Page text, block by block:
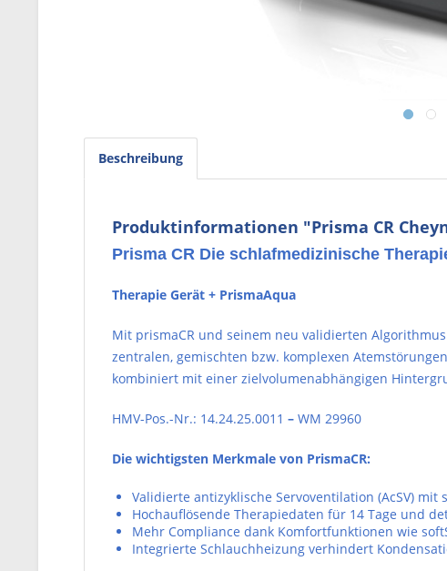
Beschreibung
Produktinformationen "Prisma CR
Prisma CR Die schlafmedizinische
Therapie Gerät + PrismaAqua
Mit prismaCR und seinem neu validierten
zentralen, gemischten bzw. komplexen
kombiniert mit einer zielvolumenabhängigen
HMV-Pos.-Nr.: 14.24.25.0011 – WM 29960
Die wichtigsten Merkmale von PrismaCR:
Validierte antizyklische Servoventilation (AcSV)
Hochauflösende Therapiedaten für 14 Tage und
Mehr Compliance dank Komfortfunktionen wie
Integrierte Schlauchheizung verhindert